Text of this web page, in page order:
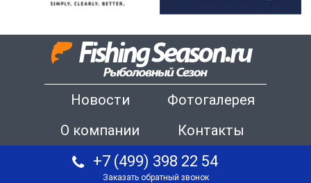
Новости
Фотогалерея
О компании
Контакты
+7 (499) 398 22 54
Заказать обратный звонок